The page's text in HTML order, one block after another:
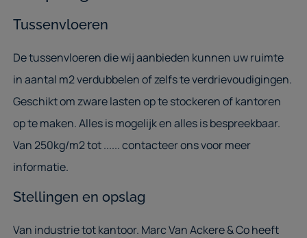
Tussenvloeren
De tussenvloeren die wij aanbieden kunnen uw ruimte
in aantal m2 verdubbelen of zelfs te verdrievoudigingen.
Geschikt om zware lasten op te stockeren of kantoren
op te maken. Alles is mogelijk en alles is bespreekbaar.
Van 250kg/m2 tot ...... contacteer ons voor meer
informatie.
Stellingen en opslag
Van industrie tot kantoor. Marc Van Ackere & Co heeft